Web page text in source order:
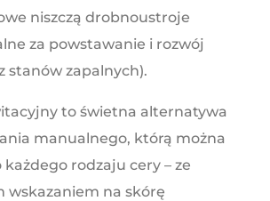
niszczą drobnoustroje
za powstawanie i rozwój
stanów zapalnych).
to świetna alternatywa
manualnego, którą można
rodzaju cery – ze
wskazaniem na skórę